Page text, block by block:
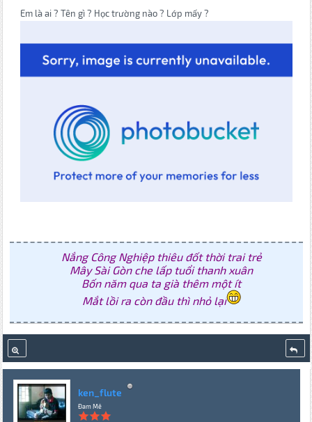
Em là ai ? Tên gì ? Học trường nào ? Lớp mấy ?
Nắng Công Nghiệp thiêu đốt thời trai trẻ
Mây Sài Gòn che lấp tuổi thanh xuân
Bốn năm qua ta già thêm một ít
Mắt lồi ra còn đầu thì nhỏ lại
ken_flute
Đam Mê